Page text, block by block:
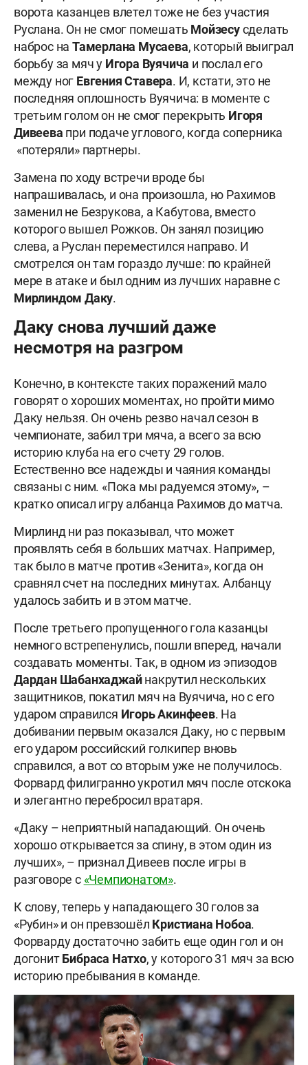
ворота казанцев влетел тоже не без участия
Руслана. Он не смог помешать Мойзесусделать
наброс на Тамерлана Мусаева, который выиграл
борьбу за мяч у Игора Вуячича и послал его
между ног Евгения Ставера. И, кстати, это не
последняя оплошность Вуячича: в моменте с
третьим голом он не смог перекрыть Игоря
Дивеева при подаче углового, когда соперника
«потеряли» партнеры.
Замена по ходу встречи вроде бы
напрашивалась, и она произошла, но Рахимов
заменил не Безрукова, а Кабутова, вместо
которого вышел Рожков. Он занял позицию
слева, а Руслан переместился направо. И
смотрелся он там гораздо лучше: по крайней
мере в атаке и был одним из лучших наравне с
Мирлиндом Даку.
Даку снова лучший даже
несмотря на разгром
Конечно, в контексте таких поражений мало
говорят о хороших моментах, но пройти мимо
Даку нельзя. Он очень резво начал сезон в
чемпионате, забил три мяча, а всего за всю
историю клуба на его счету 29 голов.
Естественно все надежды и чаяния команды
связаны с ним. «Пока мы радуемся этому», –
кратко описал игру албанца Рахимов до матча.
Мирлинд ни раз показывал, что может
проявлять себя в больших матчах. Например,
так было в матче против «Зенита», когда он
сравнял счет на последних минутах. Албанцу
удалось забить и в этом матче.
После третьего пропущенного гола казанцы
немного встрепенулись, пошли вперед, начали
создавать моменты. Так, в одном из эпизодов
Дардан Шабанхаджайнакрутил нескольких
защитников, покатил мяч на Вуячича, но с его
ударом справился Игорь Акинфеев. На
добивании первым оказался Даку, но с первым
его ударом российский голкипер вновь
справился, а вот со вторым уже не получилось.
Форвард филигранно укротил мяч после отскока
и элегантно перебросил вратаря.
«Даку – неприятный нападающий. Он очень
хорошо открывается за спину, в этом один из
лучших», – признал Дивеев после игры в
разговоре с «Чемпионатом».
К слову, теперь у нападающего 30 голов за
«Рубин» и он превзошёл Кристиана Нобоа.
Форварду достаточно забить еще один гол и он
догонитБибраса Натхо, у которого 31 мяч за всю
историю пребывания в команде.